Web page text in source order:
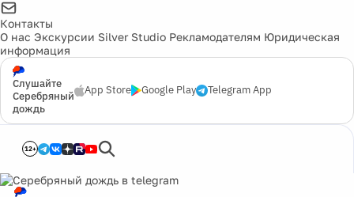
Контакты
О нас Экскурсии Silver Studio Рекламодателям Юридическая
информация
Слушайте
Серебряный
дождь
App Store Google Play Telegram App
12+